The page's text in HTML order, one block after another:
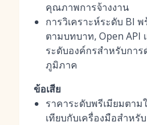
คุณภาพการจ้างงาน
การวิเคราะห์ระดับ BI
ตามบทบาท, Open API
ระดับองค์กรสำหรับการ
ภูมิภาค
ข้อเสีย
ราคาระดับพรีเมียมตาม
เทียบกับเครื่องมือสำหรั